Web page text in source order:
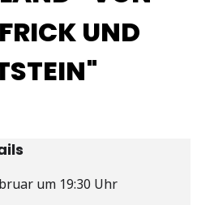
UND
um 19:30 Uhr